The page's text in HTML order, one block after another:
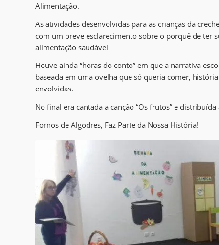
Alimentação.
As atividades desenvolvidas para as crianças da
com um breve esclarecimento sobre o porquê de ter
alimentação saudável.
Houve ainda “horas do conto” em que a narrativa
baseada em uma ovelha que só queria comer,
envolvidas.
No final era cantada a canção “Os frutos” e
Fornos de Algodres, Faz Parte da Nossa História!